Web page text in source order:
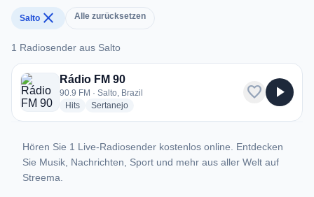
Salto close Alle zurücksetzen
1 Radiosender aus Salto
1 Radiosender aus Salto
Rádio FM 90
90.9 FM · Salto, Brazil
Hitsradio stations
Sertanejoradio stations
favorite play_arrow
Hören Sie 1 Live-Radiosender kostenlos online. Entdecken
Sie Musik, Nachrichten, Sport und mehr aus aller Welt auf
Streema.